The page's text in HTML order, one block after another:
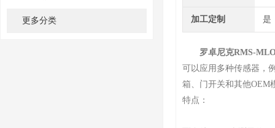
更多分类 加工定制 是
罗卓尼克RMS-
可以应用多种传感器，
箱、门开关和其他OEM
特点：